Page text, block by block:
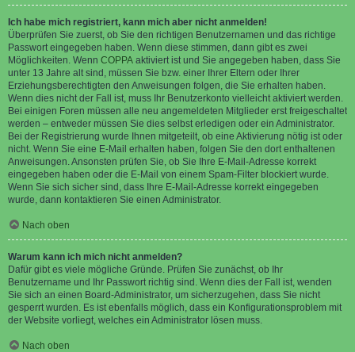
Ich habe mich registriert, kann mich aber nicht anmelden!
Überprüfen Sie zuerst, ob Sie den richtigen Benutzernamen und das richtige
Passwort eingegeben haben. Wenn diese stimmen, dann gibt es zwei
Möglichkeiten. Wenn COPPA aktiviert ist und Sie angegeben haben, dass Sie
unter 13 Jahre alt sind, müssen Sie bzw. einer Ihrer Eltern oder Ihrer
Erziehungsberechtigten den Anweisungen folgen, die Sie erhalten haben.
Wenn dies nicht der Fall ist, muss Ihr Benutzerkonto vielleicht aktiviert werden.
Bei einigen Foren müssen alle neu angemeldeten Mitglieder erst freigeschaltet
werden – entweder müssen Sie dies selbst erledigen oder ein Administrator.
Bei der Registrierung wurde Ihnen mitgeteilt, ob eine Aktivierung nötig ist oder
nicht. Wenn Sie eine E-Mail erhalten haben, folgen Sie den dort enthaltenen
Anweisungen. Ansonsten prüfen Sie, ob Sie Ihre E-Mail-Adresse korrekt
eingegeben haben oder die E-Mail von einem Spam-Filter blockiert wurde.
Wenn Sie sich sicher sind, dass Ihre E-Mail-Adresse korrekt eingegeben
wurde, dann kontaktieren Sie einen Administrator.
Nach oben
Warum kann ich mich nicht anmelden?
Dafür gibt es viele mögliche Gründe. Prüfen Sie zunächst, ob Ihr
Benutzername und Ihr Passwort richtig sind. Wenn dies der Fall ist, wenden
Sie sich an einen Board-Administrator, um sicherzugehen, dass Sie nicht
gesperrt wurden. Es ist ebenfalls möglich, dass ein Konfigurationsproblem mit
der Website vorliegt, welches ein Administrator lösen muss.
Nach oben